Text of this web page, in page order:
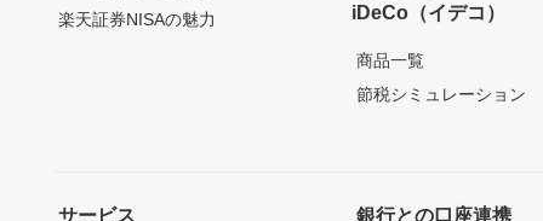
楽天証券NISAの魅力
iDeCo（イデコ）
商品一覧
節税シミュレーション
サービス 銀行との口座連携